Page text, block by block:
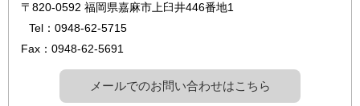
〒820-0592 福岡県嘉麻市上臼井446番地1
Tel：0948-62-5715
Fax：0948-62-5691
メールでのお問い合わせはこちら